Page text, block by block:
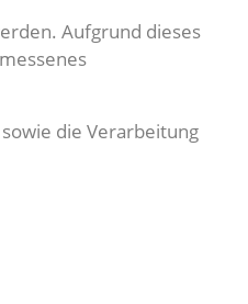
Aufgrund dieses
die Verarbeitung